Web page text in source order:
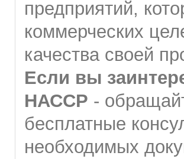
предприятий,
коммерческих
качества своей
Если вы
НАССР -
бесплатные
необходимых